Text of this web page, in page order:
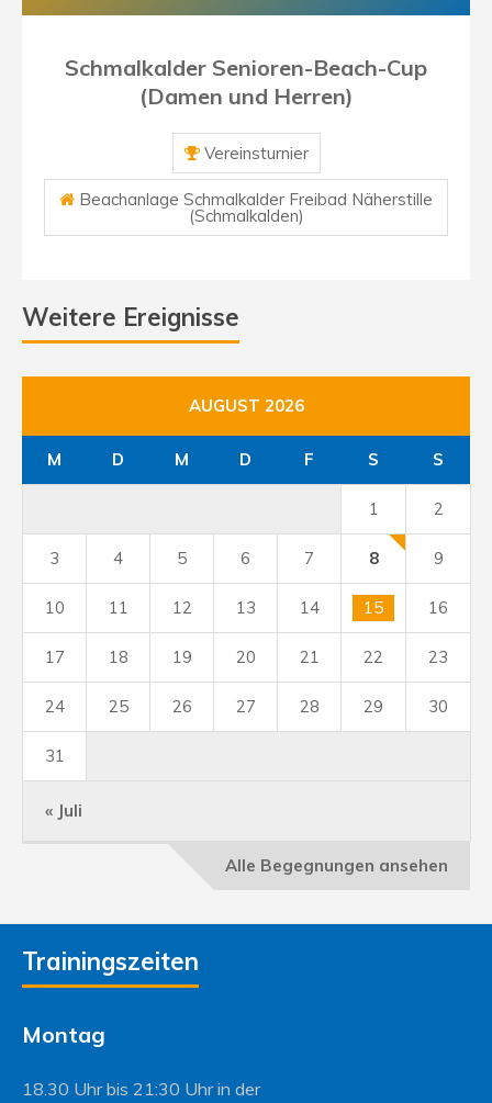
Schmalkalder Senioren-Beach-Cup
(Damen und Herren)
Vereinsturnier
Beachanlage Schmalkalder Freibad Näherstille
(Schmalkalden)
Weitere Ereignisse
AUGUST 2026
M D M D F S S
« Juli
1 2
3 4 5 6 7 8 9
10 11 12 13 14 15 16
17 18 19 20 21 22 23
24 25 26 27 28 29 30
31
Alle Begegnungen ansehen
Trainingszeiten
Montag
18.30 Uhr bis 21:30 Uhr in der